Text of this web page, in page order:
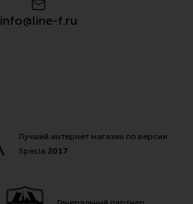
info@line-f.ru
Лучший интернет магазин по версии
Specia 2017